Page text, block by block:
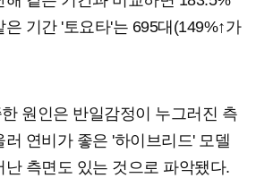
기간 '토요타'는 695대(149%↑가
원인은 반일감정이 누그러진 측
러 연비가 좋은 '하이브리드' 모델
난 측면도 있는 것으로 파악됐다.